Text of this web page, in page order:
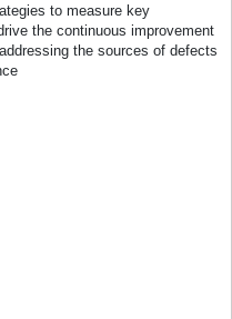
to measure key
the continuous improvement
the sources of defects